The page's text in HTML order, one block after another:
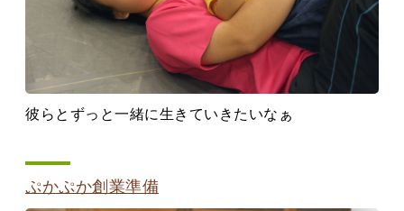
彼らとずっと一緒に生きていきたいなぁ
ぷかぷか創業準備